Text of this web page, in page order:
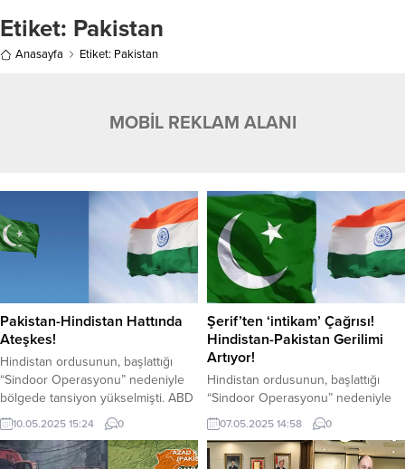
Etiket: Pakistan
Anasayfa Etiket: Pakistan
MOBİL REKLAM ALANI
Pakistan-Hindistan Hattında
Ateşkes!
Hindistan ordusunun, başlattığı
“Sindoor Operasyonu” nedeniyle
bölgede tansiyon yükselmişti. ABD
Başkanı Donald Trump, iki ülke
arasında ateşkesi duyurdu. İki ülke
arasındaki gerginlik Hindistan
10.05.2025 15:24 0
Şerif’ten ‘intikam’ Çağrısı!
Hindistan-Pakistan Gerilimi
Artıyor!
Hindistan ordusunun, başlattığı
“Sindoor Operasyonu” nedeniyle
bölgede tansiyon yükseliyor.
Hindistan, Pakistan’a bağlı üç ayrı
bölgeye füze saldırısı düzenledi.
07.05.2025 14:58 0